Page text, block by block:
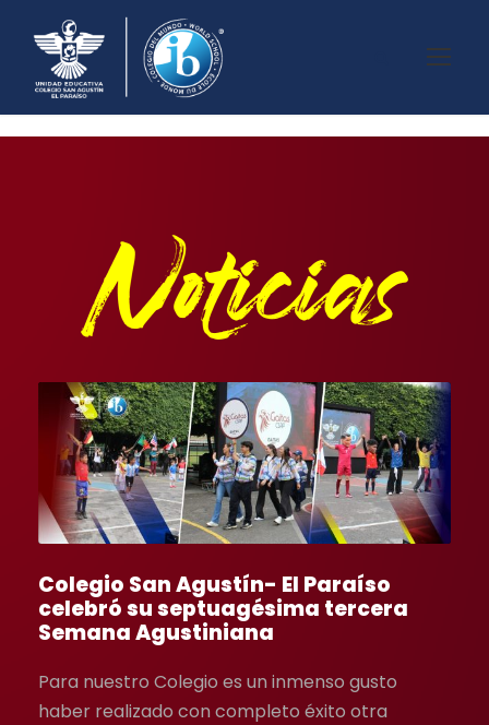
Colegio San Agustín- El Paraíso
celebró su septuagésima tercera
Semana Agustiniana
Para nuestro Colegio es un inmenso gusto
haber realizado con completo éxito otra